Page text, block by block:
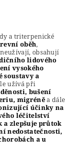
a triterpenické
oběh,
obsahují
lidového
vysokého
soustavy a
užívá při
bušení
migréněa dále
účinky na
léčitelství
a zlepšuje průtok
nedostatečnosti,
a u